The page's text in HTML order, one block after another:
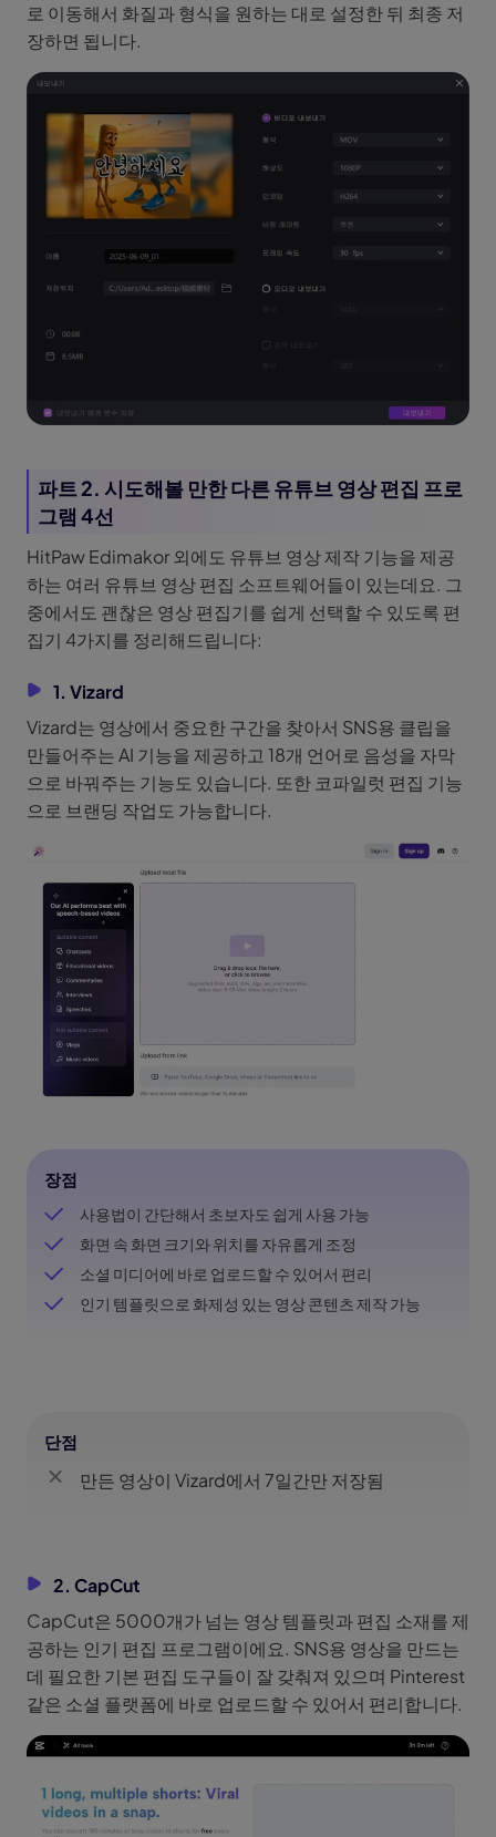
로 이동해서 화질과 형식을 원하는 대로 설정한 뒤 최종 저
장하면 됩니다.
파트 2. 시도해볼 만한 다른 유튜브 영상 편집 프로
그램 4선
HitPaw Edimakor 외에도 유튜브 영상 제작 기능을 제공
하는 여러 유튜브 영상 편집 소프트웨어들이 있는데요. 그
중에서도 괜찮은 영상 편집기를 쉽게 선택할 수 있도록 편
집기 4가지를 정리해드립니다:
1. Vizard
Vizard는 영상에서 중요한 구간을 찾아서 SNS용 클립을
만들어주는 AI 기능을 제공하고 18개 언어로 음성을 자막
으로 바꿔주는 기능도 있습니다. 또한 코파일럿 편집 기능
으로 브랜딩 작업도 가능합니다.
장점
사용법이 간단해서 초보자도 쉽게 사용 가능
화면 속 화면 크기와 위치를 자유롭게 조정
소셜 미디어에 바로 업로드할 수 있어서 편리
인기 템플릿으로 화제성 있는 영상 콘텐츠 제작 가능
단점
만든 영상이 Vizard에서 7일간만 저장됨
2. CapCut
CapCut은 5000개가 넘는 영상 템플릿과 편집 소재를 제
공하는 인기 편집 프로그램이에요. SNS용 영상을 만드는
데 필요한 기본 편집 도구들이 잘 갖춰져 있으며 Pinterest
같은 소셜 플랫폼에 바로 업로드할 수 있어서 편리합니다.